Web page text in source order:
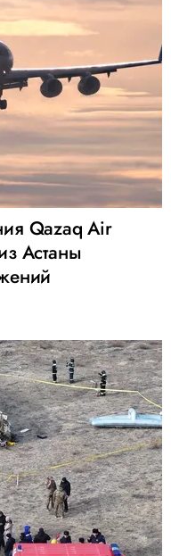
Qazaq Air
Астаны